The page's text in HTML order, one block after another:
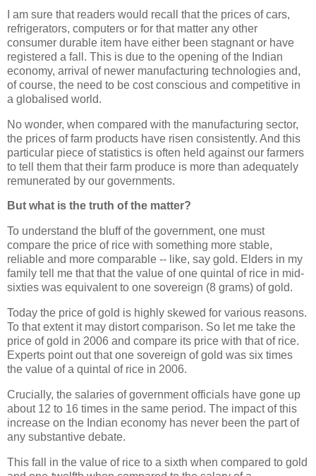
I am sure that readers would recall that the prices of cars,
refrigerators, computers or for that matter any other
consumer durable item have either been stagnant or have
registered a fall. This is due to the opening of the Indian
economy, arrival of newer manufacturing technologies and,
of course, the need to be cost conscious and competitive in
a globalised world.
No wonder, when compared with the manufacturing sector,
the prices of farm products have risen consistently. And this
particular piece of statistics is often held against our farmers
to tell them that their farm produce is more than adequately
remunerated by our governments.
But what is the truth of the matter?
To understand the bluff of the government, one must
compare the price of rice with something more stable,
reliable and more comparable -- like, say gold. Elders in my
family tell me that that the value of one quintal of rice in mid-
sixties was equivalent to one sovereign (8 grams) of gold.
Today the price of gold is highly skewed for various reasons.
To that extent it may distort comparison. So let me take the
price of gold in 2006 and compare its price with that of rice.
Experts point out that one sovereign of gold was six times
the value of a quintal of rice in 2006.
Crucially, the salaries of government officials have gone up
about 12 to 16 times in the same period. The impact of this
increase on the Indian economy has never been the part of
any substantive debate.
This fall in the value of rice to a sixth when compared to gold